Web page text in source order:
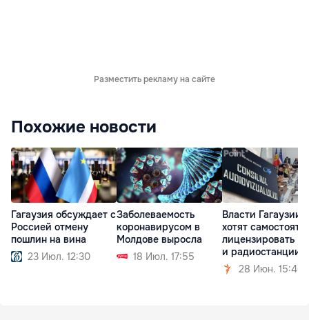
Разместить рекламу на сайте
Похожие новости
Гагаузия обсуждает с
Россией отмену
пошлин на вина
23 Июл. 12:30
Заболеваемость
коронавирусом в
Молдове выросла
18 Июл. 17:55
Власти Гагаузии
хотят
лицензировать
и радиостанции
28 Июн. 15:40